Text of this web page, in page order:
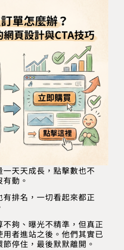
天天成長，點擊數也不
動。
排名，一切看起來都正
夠、曝光不精準，但真正
者進站之後。他們其實已
停住，最後默默離開。